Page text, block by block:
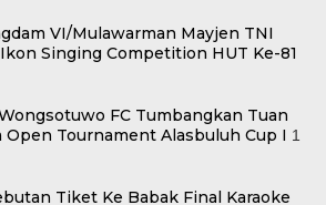
VI/Mulawarman Mayjen TNI
Singing Competition HUT Ke-81
FC Tumbangkan Tuan
Open Tournament Alasbuluh Cup I 1
Tiket Ke Babak Final Karaoke